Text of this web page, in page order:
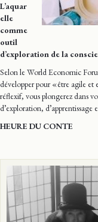
L’aquar
elle
comme
outil
d’exploration de la
Selon le World Economic
développer pour « être agile
réflexif, vous plongerez dans
d’exploration, d’apprentissage
HEURE DU CONTE